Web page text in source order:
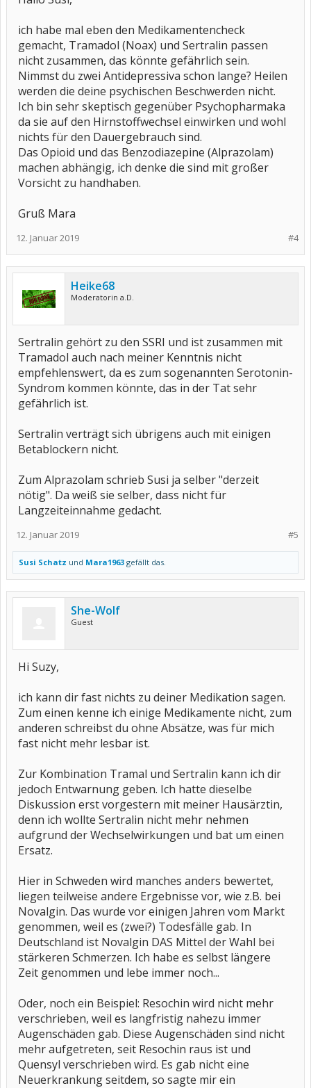
ich habe mal eben den Medikamentencheck
gemacht, Tramadol (Noax) und Sertralin passen
nicht zusammen, das könnte gefährlich sein.
Nimmst du zwei Antidepressiva schon lange? Heilen
werden die deine psychischen Beschwerden nicht.
Ich bin sehr skeptisch gegenüber Psychopharmaka
da sie auf den Hirnstoffwechsel einwirken und wohl
nichts für den Dauergebrauch sind.
Das Opioid und das Benzodiazepine (Alprazolam)
machen abhängig, ich denke die sind mit großer
Vorsicht zu handhaben.
Gruß Mara
#4
12. Januar 2019
Heike68
Moderatorin a.D.
Sertralin gehört zu den SSRI und ist zusammen mit
Tramadol auch nach meiner Kenntnis nicht
empfehlenswert, da es zum sogenannten Serotonin-
Syndrom kommen könnte, das in der Tat sehr
gefährlich ist.
Sertralin verträgt sich übrigens auch mit einigen
Betablockern nicht.
Zum Alprazolam schrieb Susi ja selber "derzeit
nötig". Da weiß sie selber, dass nicht für
Langzeiteinnahme gedacht.
#5
12. Januar 2019
Susi Schatz und Mara1963 gefällt das.
She-Wolf
Guest
Hi Suzy,
ich kann dir fast nichts zu deiner Medikation sagen.
Zum einen kenne ich einige Medikamente nicht, zum
anderen schreibst du ohne Absätze, was für mich
fast nicht mehr lesbar ist.
Zur Kombination Tramal und Sertralin kann ich dir
jedoch Entwarnung geben. Ich hatte dieselbe
Diskussion erst vorgestern mit meiner Hausärztin,
denn ich wollte Sertralin nicht mehr nehmen
aufgrund der Wechselwirkungen und bat um einen
Ersatz.
Hier in Schweden wird manches anders bewertet,
liegen teilweise andere Ergebnisse vor, wie z.B. bei
Novalgin. Das wurde vor einigen Jahren vom Markt
genommen, weil es (zwei?) Todesfälle gab. In
Deutschland ist Novalgin DAS Mittel der Wahl bei
stärkeren Schmerzen. Ich habe es selbst längere
Zeit genommen und lebe immer noch...
Oder, noch ein Beispiel: Resochin wird nicht mehr
verschrieben, weil es langfristig nahezu immer
Augenschäden gab. Diese Augenschäden sind nicht
mehr aufgetreten, seit Resochin raus ist und
Quensyl verschrieben wird. Es gab nicht eine
Neuerkrankung seitdem, so sagte mir ein